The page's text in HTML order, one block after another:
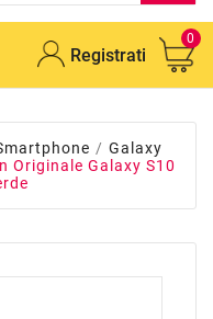
Registrati
0
Galaxy
Originale Galaxy S10